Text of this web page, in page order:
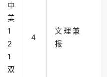
中
美
1
2
1
双
4
文理兼
报